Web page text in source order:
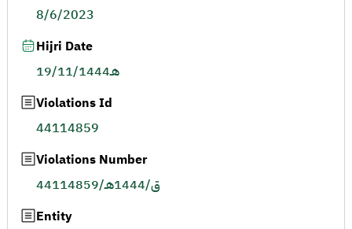
8/6/2023
Hijri Date
19/11/1444هـ
Violations Id
44114859
Violations Number
44114859/ق/1444هـ
Entity